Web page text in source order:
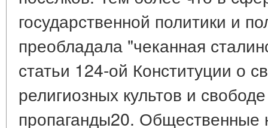
государственной политики и
преобладала "чеканная
статьи 124-ой Конституции о
религиозных культов и
пропаганды20. Общественные